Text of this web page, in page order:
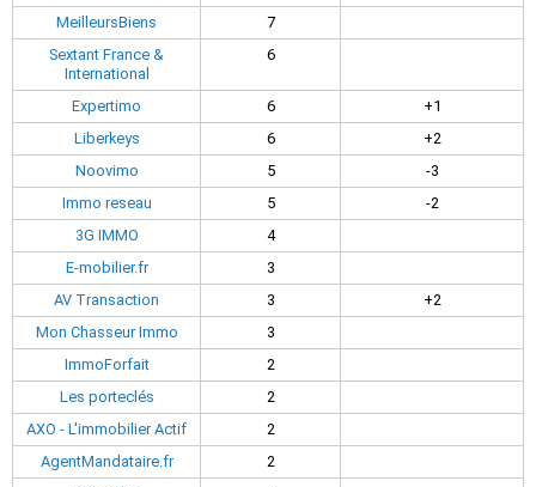
MeilleursBiens
7
Sextant France &
International
6
Expertimo 6
+1
Liberkeys
6
+2
Noovimo
5
-3
Immo reseau
5
-2
3G IMMO
4
E-mobilier.fr
3
AV Transaction
3
+2
Mon Chasseur Immo
3
ImmoForfait
2
Les porteclés
2
AXO - L'immobilier Actif
2
AgentMandataire.fr
2